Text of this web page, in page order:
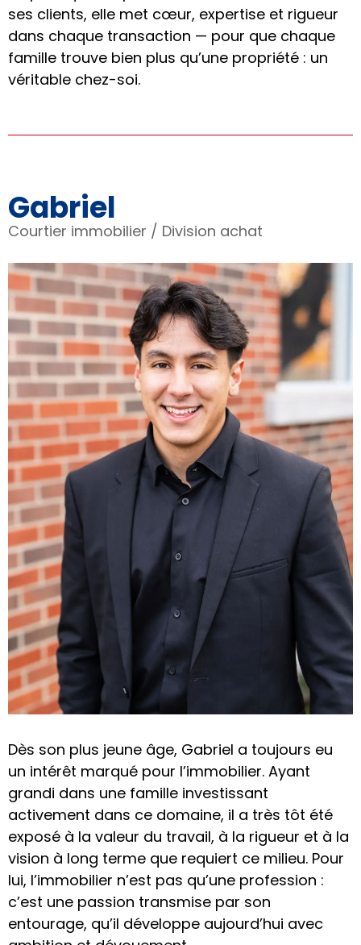
ses clients, elle met cœur, expertise et rigueur
dans chaque transaction — pour que chaque
famille trouve bien plus qu’une propriété : un
véritable chez-soi.
Gabriel
Courtier immobilier / Division achat
Dès son plus jeune âge, Gabriel a toujours eu
un intérêt marqué pour l’immobilier. Ayant
grandi dans une famille investissant
activement dans ce domaine, il a très tôt été
exposé à la valeur du travail, à la rigueur et à la
vision à long terme que requiert ce milieu. Pour
lui, l’immobilier n’est pas qu’une profession :
c’est une passion transmise par son
entourage, qu’il développe aujourd’hui avec